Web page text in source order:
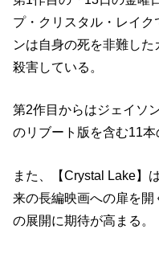
プ・クリスタル・レイ
ンは自身の死を非難し
殺害している。
第2作目からはジェイソ
のリブート版を含む11本
また、【Crystal Lake】
来の長編映画への扉を
の展開に期待が高まる。